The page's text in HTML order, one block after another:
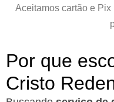
Aceitamos cartão e
Por que
Cristo